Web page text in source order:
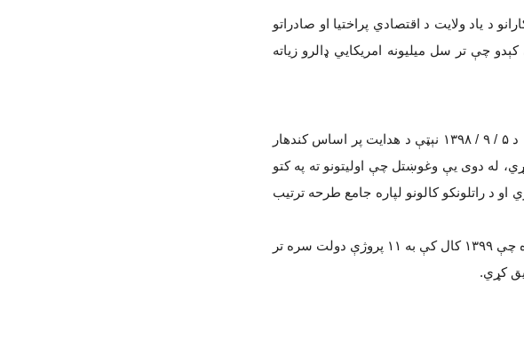
د یاد ولایت د اقتصادي پراختیا او صادراتو
چې تر سل میلیونه امریکايي ډالرو زیاته
د۵ / ۹ / ۱۳۹۸
نېټې د هدایت پر اساس کندهار
له دوی يې وغوښتل چې اولیتونو ته په کتو
د راتلونکو کالونو لپاره جامع طرحه ترتیب
چې ۱۳۹۹ کال کې به ۱۱ پروژې دولت سره تر
کړي.